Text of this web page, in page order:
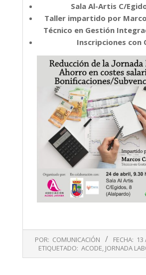
Sala Al-Artis C/
Taller impartido por
Técnico en Gestión
Inscripciones con
13
POR: COMUNICACIÓN FECHA: 13
ETIQUETADO: ACODE, JORNADA